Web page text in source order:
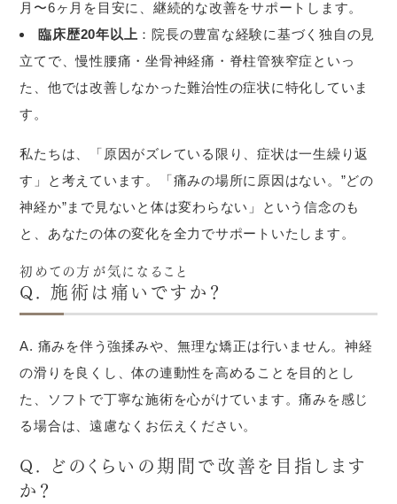
月〜6ヶ月を目安に、継続的な改善をサポートします。
臨床歴20年以上 ：院長の豊富な経験に基づく独自の見
立てで、慢性腰痛・坐骨神経痛・脊柱管狭窄症といっ
た、他では改善しなかった難治性の症状に特化していま
す。
私たちは、「原因がズレている限り、症状は一生繰り返
す」と考えています。「痛みの場所に原因はない。”どの
神経か”まで見ないと体は変わらない」という信念のも
と、あなたの体の変化を全力でサポートいたします。
初めての方が気になること
Q. 施術は痛いですか？
A. 痛みを伴う強揉みや、無理な矯正は行いません。神経
の滑りを良くし、体の連動性を高めることを目的とし
た、ソフトで丁寧な施術を心がけています。痛みを感じ
る場合は、遠慮なくお伝えください。
Q. どのくらいの期間で改善を目指します
か？